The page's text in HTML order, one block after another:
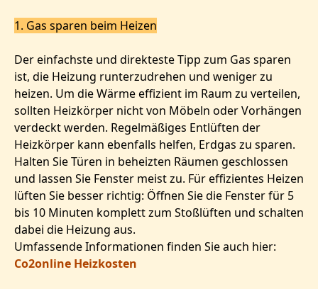
1. Gas sparen beim Heizen
Der einfachste und direkteste Tipp zum Gas sparen
ist, die Heizung runterzudrehen und weniger zu
heizen. Um die Wärme effizient im Raum zu verteilen,
sollten Heizkörper nicht von Möbeln oder Vorhängen
verdeckt werden. Regelmäßiges Entlüften der
Heizkörper kann ebenfalls helfen, Erdgas zu sparen.
Halten Sie Türen in beheizten Räumen geschlossen
und lassen Sie Fenster meist zu. Für effizientes Heizen
lüften Sie besser richtig: Öffnen Sie die Fenster für 5
bis 10 Minuten komplett zum Stoßlüften und schalten
dabei die Heizung aus.
Umfassende Informationen finden Sie auch hier:
Co2online Heizkosten